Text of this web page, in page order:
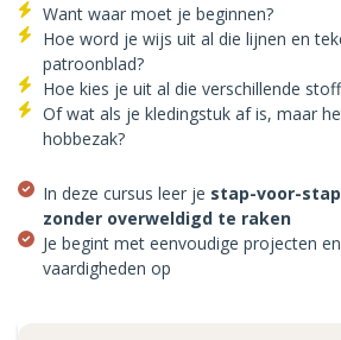
Want waar moet je beginnen?
Hoe word je wijs uit al die lijnen en
patroonblad?
Hoe kies je uit al die verschillende
Of wat als je kledingstuk af is, maar
hobbezak?
In deze cursus leer je stap-voor-stap
zonder overweldigd te raken
Je begint met eenvoudige projecten
vaardigheden op